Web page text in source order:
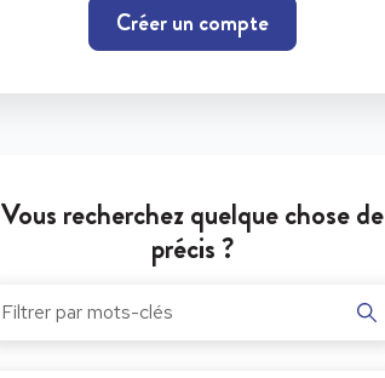
Créer un compte
Vous recherchez quelque chose de
précis ?